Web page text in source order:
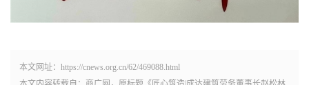
本文网址：https://cnews.org.cn/62/469088.html